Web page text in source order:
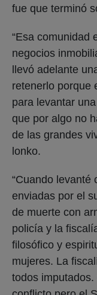
fue que terminó
“Esa comunidad
negocios
llevó adelante
retenerlo porque
para levantar
que por algo no
de las grandes
lonko.
“Cuando levanté
enviadas por el
de muerte con
policía y la
filosófico y
mujeres. La
todos